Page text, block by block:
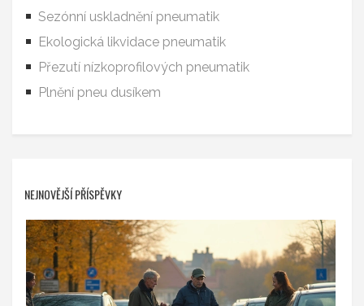
Sezónní uskladnění pneumatik
Ekologická likvidace pneumatik
Přezutí nízkoprofilových pneumatik
Plnění pneu dusíkem
NEJNOVĚJŠÍ PŘÍSPĚVKY